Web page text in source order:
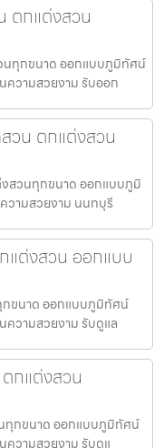
ตกแต่งสวน
นทุกขนาด ออกแบบภูมิทัศน์
ความสวยงาม รับออก
วน ตกแต่งสวน
สวนทุกขนาด ออกแบบภูมิ
วามสวยงาม นนทบุรี
แต่งสวน ออกแบบ
กขนาด ออกแบบภูมิทัศน์
ความสวยงาม รับดูแล
กแต่งสวน
ทุกขนาด ออกแบบภูมิทัศน์
ความสวยงาม รับดูแ